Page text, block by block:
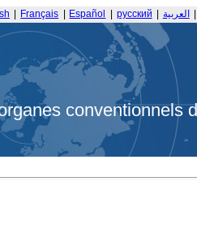
Français Español русский العربية
conventionnels